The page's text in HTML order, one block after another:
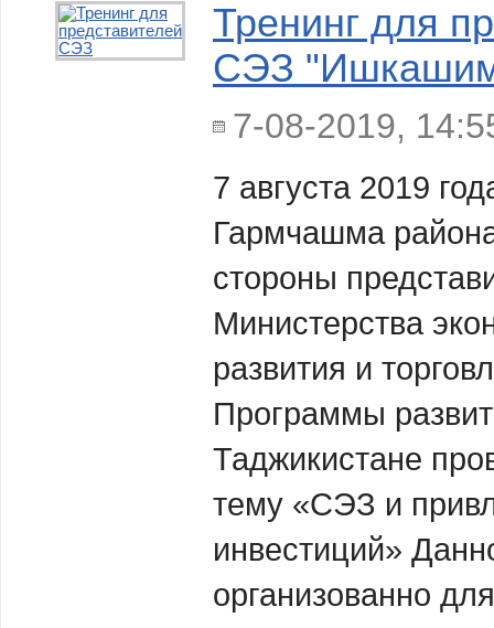
Тренинг для
СЭЗ
7-08-2019,
7 августа 2019
Гармчашма
стороны
Министерства
развития и
Программы
Таджикистане
тему «СЭЗ и
инвестиций»
организованно